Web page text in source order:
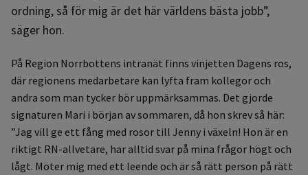
ordning, så för mig är det här världens bästa jobb”,
säger hon.
På Region Norrbottens intranät finns vinjetten Dagens ros,
där regionens medarbetare kan lyfta fram kollegor och
andra som man tycker bör uppmärksammas. Det gjorde
signaturen Mari i början av sommaren, då hon skrev så här:
”Jag vill ge ett fång med rosor till Jenny i växeln! Hon är en
riktigt RN-allvetare, har alltid svar på mina frågor högt och
lågt. Möter mig med ett leende och är så rätt person på rätt